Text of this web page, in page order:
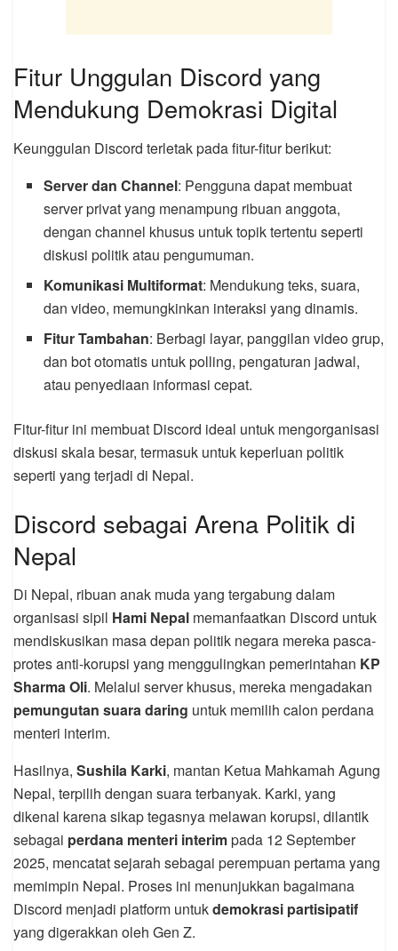
Fitur Unggulan Discord yang
Mendukung Demokrasi Digital
Keunggulan Discord terletak pada fitur-fitur berikut:
Server dan Channel: Pengguna dapat membuat
server privat yang menampung ribuan anggota,
dengan channel khusus untuk topik tertentu seperti
diskusi politik atau pengumuman.
Komunikasi Multiformat: Mendukung teks, suara,
dan video, memungkinkan interaksi yang dinamis.
Fitur Tambahan: Berbagi layar, panggilan video grup,
dan bot otomatis untuk polling, pengaturan jadwal,
atau penyediaan informasi cepat.
Fitur-fitur ini membuat Discord ideal untuk mengorganisasi
diskusi skala besar, termasuk untuk keperluan politik
seperti yang terjadi di Nepal.
Discord sebagai Arena Politik di
Nepal
Di Nepal, ribuan anak muda yang tergabung dalam
organisasi sipil Hami Nepal memanfaatkan Discord untuk
mendiskusikan masa depan politik negara mereka pasca-
protes anti-korupsi yang menggulingkan pemerintahan KP
Sharma Oli. Melalui server khusus, mereka mengadakan
pemungutan suara daring untuk memilih calon perdana
menteri interim.
Hasilnya, Sushila Karki, mantan Ketua Mahkamah Agung
Nepal, terpilih dengan suara terbanyak. Karki, yang
dikenal karena sikap tegasnya melawan korupsi, dilantik
sebagai perdana menteri interimpada 12 September
2025, mencatat sejarah sebagai perempuan pertama yang
memimpin Nepal. Proses ini menunjukkan bagaimana
Discord menjadi platform untukdemokrasi partisipatif
yang digerakkan oleh Gen Z.